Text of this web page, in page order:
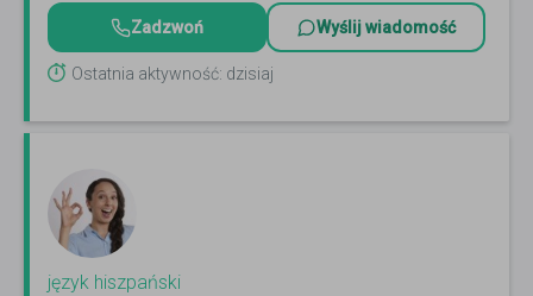
Zadzwoń Wyślij wiadomość
Ostatnia aktywność: dzisiaj
język hiszpański